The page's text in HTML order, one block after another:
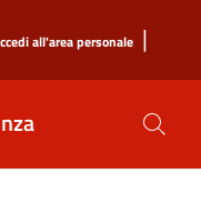
all'area personale |